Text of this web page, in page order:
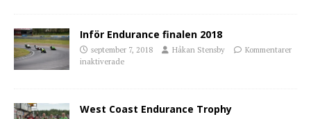
Inför Endurance finalen 2018
september 7, 2018 Håkan Stensby
Kommentarer
inaktiverade
West Coast Endurance Trophy